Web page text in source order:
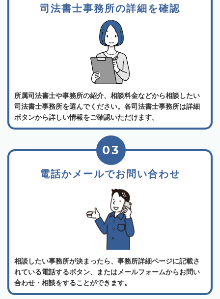
司法書士事務所の詳細を確認
所属司法書士や事務所の紹介、相談料金などから相談したい
司法書士事務所を選んでください。各司法書士事務所は詳細
ボタンから詳しい情報をご確認いただけます。
電話かメールでお問い合わせ
03
相談したい事務所が決まったら、事務所詳細ページに記載さ
れている電話するボタン、またはメールフォームからお問い
合わせ・相談をすることができます。